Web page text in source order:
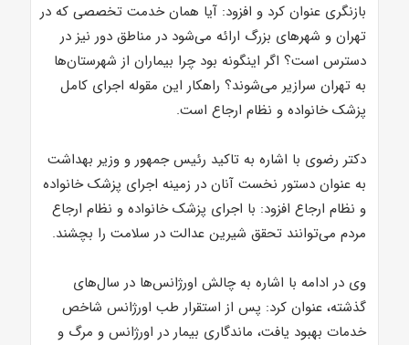
بازنگری عنوان کرد و افزود: آیا همان خدمت تخصصی که در
تهران و شهرهای بزرگ ارائه می‌شود در مناطق دور نیز در
دسترس است؟ اگر اینگونه بود چرا بیماران از شهرستان‌ها
به تهران سرازیر می‌شوند؟ راهکار این مقوله اجرای کامل
پزشک خانواده و نظام ارجاع است.
دکتر رضوی با اشاره به تاکید رئیس جمهور و وزیر بهداشت
به عنوان دستور نخست آنان در زمینه اجرای پزشک خانواده
و نظام ارجاع افزود: با اجرای پزشک خانواده و نظام ارجاع
مردم می‌توانند تحقق شیرین عدالت در سلامت را بچشند.
وی در ادامه با اشاره به چالش اورژانس‌ها در سال‌های
گذشته، عنوان کرد: پس از استقرار طب اورژانس شاخص
خدمات بهبود یافت، ماندگاری بیمار در اورژانس و مرگ و